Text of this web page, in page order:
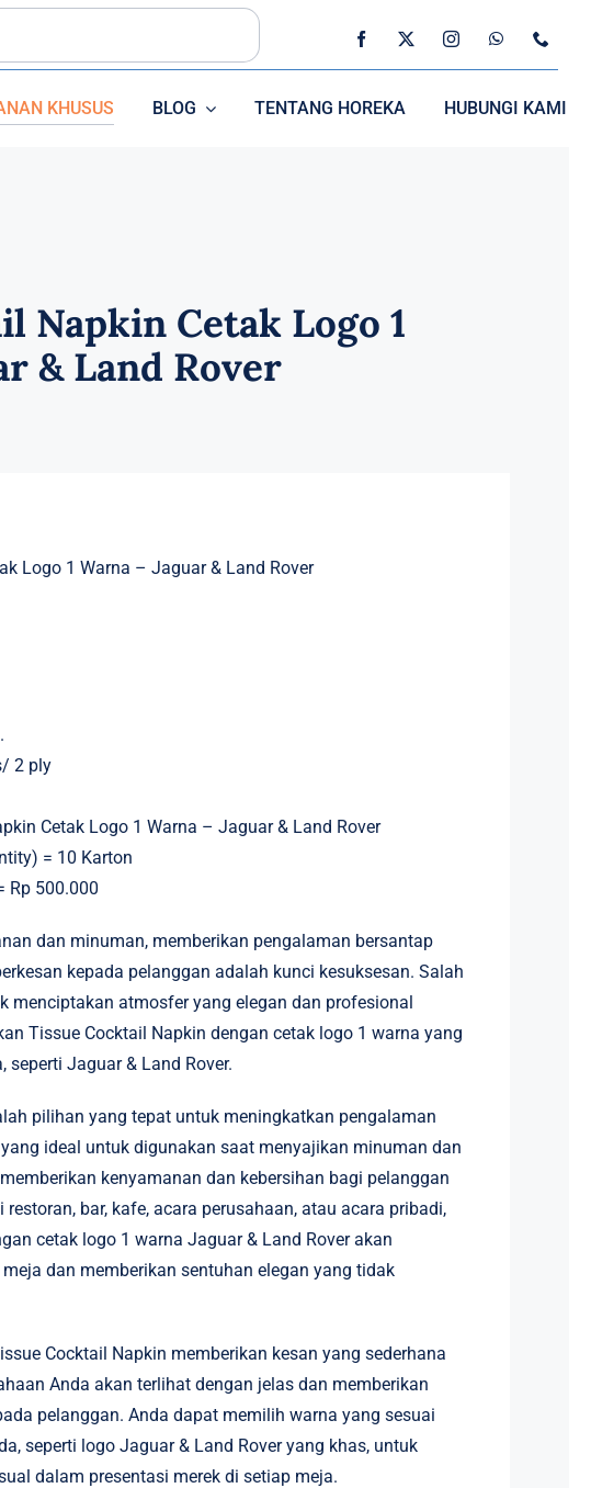
KHUSUS BLOG TENTANG HOREKA HUBUNGI KAMI
Napkin Cetak Logo 1
& Land Rover
Logo 1 Warna – Jaguar & Land Rover
2 ply
Cetak Logo 1 Warna – Jaguar & Land Rover
= 10 Karton
Rp 500.000
dan minuman, memberikan pengalaman bersantap
kepada pelanggan adalah kunci kesuksesan. Salah
menciptakan atmosfer yang elegan dan profesional
Tissue Cocktail Napkin dengan cetak logo 1 warna yang
seperti Jaguar & Land Rover.
pilihan yang tepat untuk meningkatkan pengalaman
ideal untuk digunakan saat menyajikan minuman dan
kenyamanan dan kebersihan bagi pelanggan
bar, kafe, acara perusahaan, atau acara pribadi,
cetak logo 1 warna Jaguar & Land Rover akan
dan memberikan sentuhan elegan yang tidak
Cocktail Napkin memberikan kesan yang sederhana
Anda akan terlihat dengan jelas dan memberikan
pelanggan. Anda dapat memilih warna yang sesuai
seperti logo Jaguar & Land Rover yang khas, untuk
dalam presentasi merek di setiap meja.